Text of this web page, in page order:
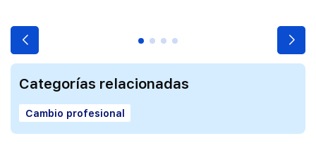
Categorías relacionadas
Cambio profesional